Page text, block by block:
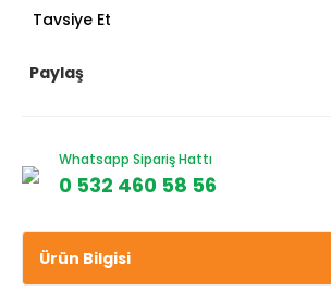
Tavsiye Et
Paylaş
Whatsapp Sipariş Hattı
0 532 460 58 56
Ürün Bilgisi